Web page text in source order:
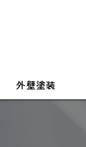
外壁塗装